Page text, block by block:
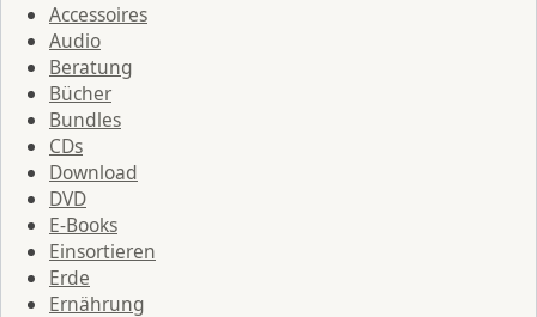
Accessoires
Audio
Beratung
Bücher
Bundles
CDs
Download
DVD
E-Books
Einsortieren
Erde
Ernährung